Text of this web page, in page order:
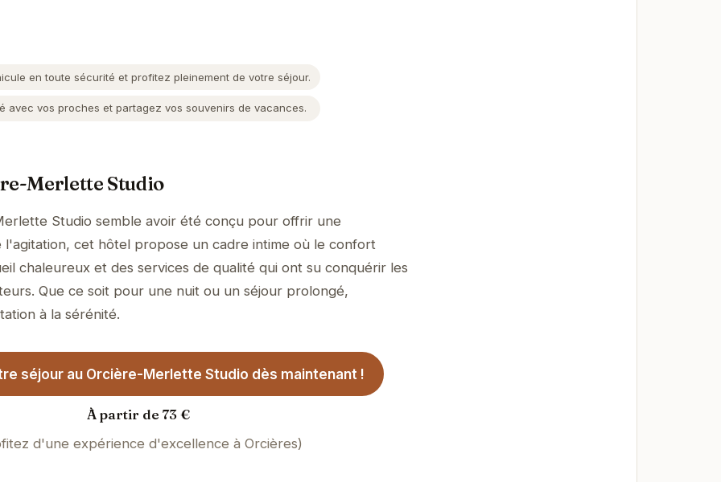
en toute sécurité et profitez pleinement de votre séjour.
avec vos proches et partagez vos souvenirs de vacances.
Merlette Studio
Studio semble avoir été conçu pour offrir une
l'agitation, cet hôtel propose un cadre intime où le confort
chaleureux et des services de qualité qui ont su conquérir les
Que ce soit pour une nuit ou un séjour prolongé,
à la sérénité.
séjour au Orcière-Merlette Studio dès maintenant !
À partir de 73 €
d'une expérience d'excellence à Orcières)